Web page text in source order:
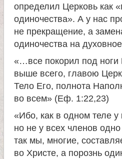
а
н
и
ц
ы
К
определил Церковь как
одиночества». А у нас
не прекращение, а
одиночества на
«…все покорил под ноги
выше всего, главою
Тело Его, полнота
во всем» (Еф. 1:22,23)
«Ибо, как в одном теле у
но не у всех членов
так мы, многие,
во Христе, а порознь